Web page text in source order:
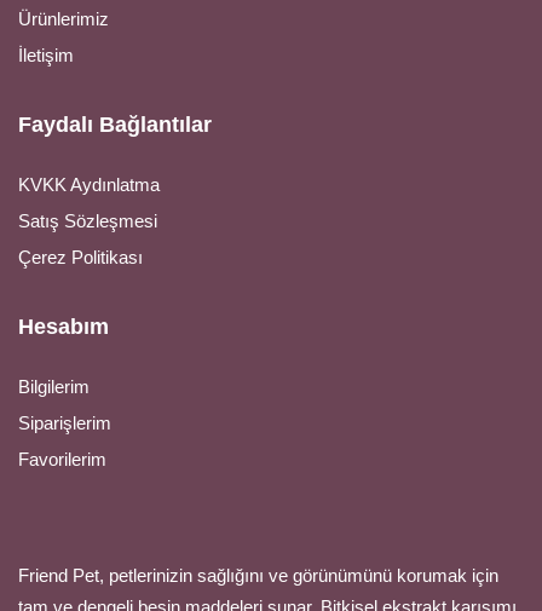
Ürünlerimiz
İletişim
Faydalı Bağlantılar
KVKK Aydınlatma
Satış Sözleşmesi
Çerez Politikası
Hesabım
Bilgilerim
Siparişlerim
Favorilerim
Friend Pet, petlerinizin sağlığını ve görünümünü korumak için